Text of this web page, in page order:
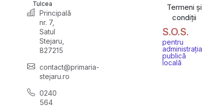
Tulcea
Principală
nr. 7,
Satul
Stejaru,
827215
contact@primaria-
stejaru.ro
0240
564
Termeni și
condiții
S.O.S.
pentru
administrația
publică
locală